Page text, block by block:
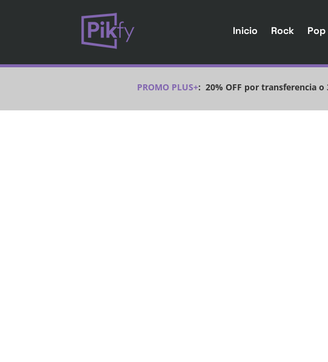
Inicio Rock Pop
PROMO PLUS+: 20% OFF por transferencia o